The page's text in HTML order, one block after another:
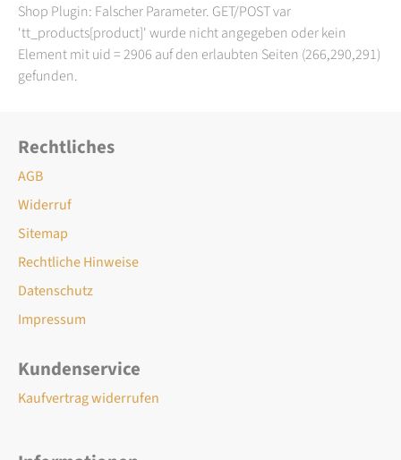
Shop Plugin: Falscher Parameter. GET/POST var
'tt_products[product]' wurde nicht angegeben oder kein
Element mit uid = 2906 auf den erlaubten Seiten (266,290,291)
gefunden.
Rechtliches
AGB
Widerruf
Sitemap
Rechtliche Hinweise
Datenschutz
Impressum
Kundenservice
Kaufvertrag widerrufen